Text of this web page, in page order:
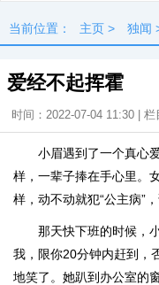
当前位置： 主页 > 独闻
爱经不起挥霍
时间：2022-07-04 11:30 | 栏
小眉遇到了一个真心
样，一辈子捧在手心里。
样，动不动就犯“公主病”
那天快下班的时候，
我，限你20分钟内赶到，
地笑了。她趴到办公室的